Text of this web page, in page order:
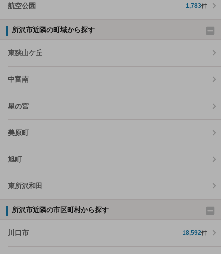
航空公園 1,783件
所沢市近隣の町域から探す
東狭山ケ丘
中富南
星の宮
美原町
旭町
東所沢和田
所沢市近隣の市区町村から探す
川口市 18,592件